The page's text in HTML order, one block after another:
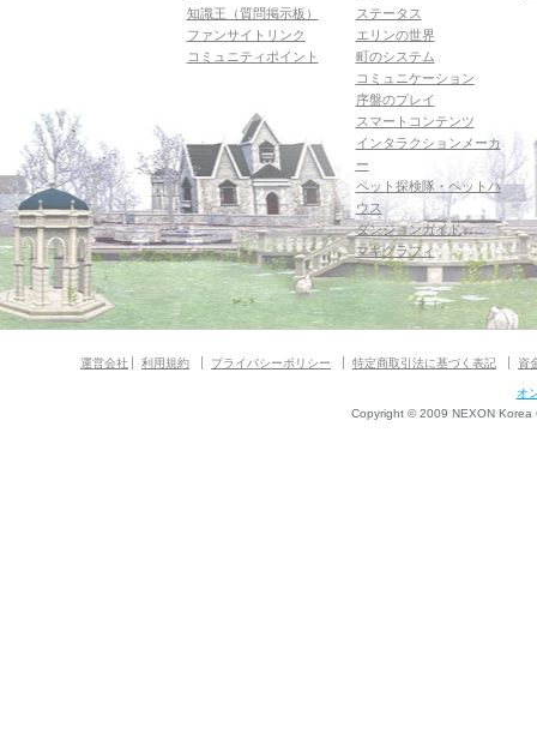
知識王（質問掲示板）
ファンサイトリンク
コミュニティポイント
ステータス
エリンの世界
町のシステム
コミュニケーション
序盤のプレイ
スマートコンテンツ
インタラクションメーカ
ー
ペット探検隊・ペットハ
ウス
ダンジョンガイド
マギグラフィ
運営会社 利用規約 プライバシーポリシー 特定商取引法に基づく表記 資
オ
Copyright © 2009 NEXON Korea